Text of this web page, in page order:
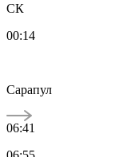
СК
00:14
Сарапул
06:41